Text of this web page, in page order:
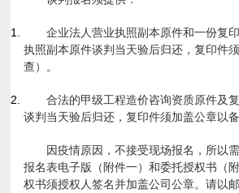
企业法人营业执照副本原件和一份复
执照副本原件谈判当天验后归还，复印件
查）。
合法的甲级工程造价咨询资质原件及
谈判当天验后归还，复印件须加盖公章以备
因疫情原因，不接受现场报名，所以
报名表电子版（附件一）和委托授权书（
权书须授权人签名并加盖公司公章。请以